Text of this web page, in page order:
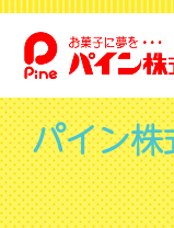
パイン